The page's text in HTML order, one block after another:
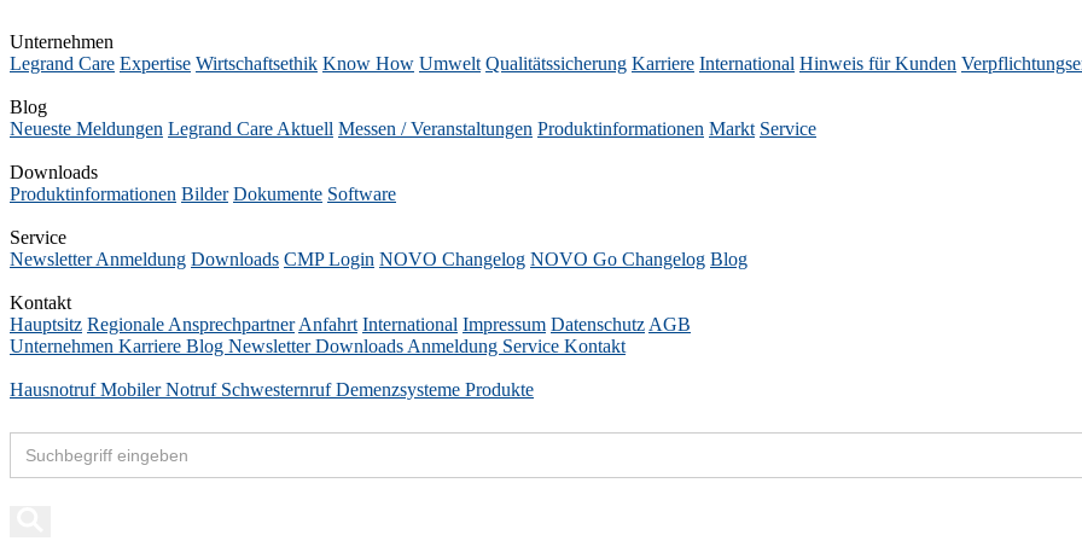
Unternehmen
Legrand Care Expertise Wirtschaftsethik Know How Umwelt Qualitätssicherung Karriere International Hinweis für Kunden
Blog
Neueste Meldungen Legrand Care Aktuell Messen / Veranstaltungen Produktinformationen Markt Service
Downloads
Produktinformationen Bilder Dokumente Software
Service
Newsletter Anmeldung Downloads CMP Login NOVO Changelog NOVO Go Changelog Blog
Kontakt
Hauptsitz Regionale Ansprechpartner Anfahrt International Impressum Datenschutz AGB
Unternehmen Karriere Blog NewsletterDownloads Anmeldung Service Kontakt
HausnotrufMobiler Notruf SchwesternrufDemenzsysteme Produkte